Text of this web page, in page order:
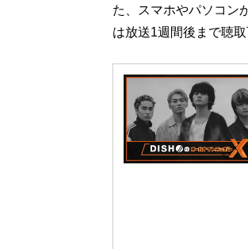
た、スマホやパソコン
は放送1週間後まで聴取